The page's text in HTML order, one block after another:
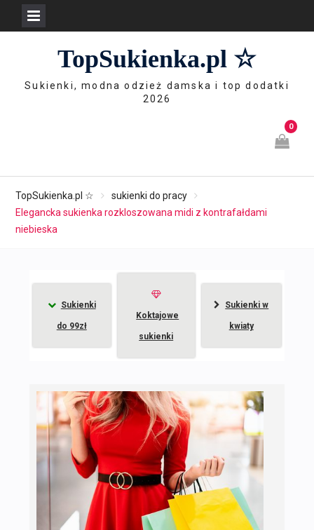
TopSukienka.pl ☆
Sukienki, modna odzież damska i top dodatki
2026
0
TopSukienka.pl ☆
sukienki do pracy
Elegancka sukienka rozkloszowana midi z kontrafałdami
niebieska
Sukienki
do 99zł
Koktajowe
sukienki
Sukienki w
kwiaty